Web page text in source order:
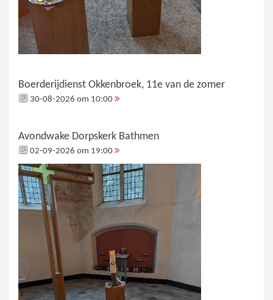
Boerderijdienst Okkenbroek, 11e van de zomer
30-08-2026 om 10:00
Avondwake Dorpskerk Bathmen
02-09-2026 om 19:00